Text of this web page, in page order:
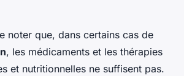
noter que, dans certains cas de
, les médicaments et les thérapies
et nutritionnelles ne suffisent pas.